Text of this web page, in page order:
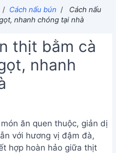
/ Cách nấu bún /
Cách nấu
nhanh chóng tại nhà
thịt bằm cà
nhanh
ăn quen thuộc, giản dị
với hương vị đậm đà,
hợp hoàn hảo giữa thịt